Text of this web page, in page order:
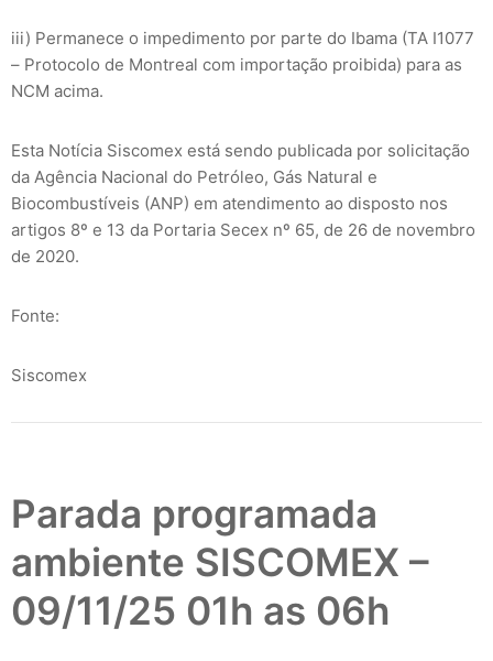
iii) Permanece o impedimento por parte do Ibama (TA I1077
– Protocolo de Montreal com importação proibida) para as
NCM acima.
Esta Notícia Siscomex está sendo publicada por solicitação
da Agência Nacional do Petróleo, Gás Natural e
Biocombustíveis (ANP) em atendimento ao disposto nos
artigos 8º e 13 da Portaria Secex nº 65, de 26 de novembro
de 2020.
Fonte:
Siscomex
Parada programada
ambiente SISCOMEX –
09/11/25 01h as 06h